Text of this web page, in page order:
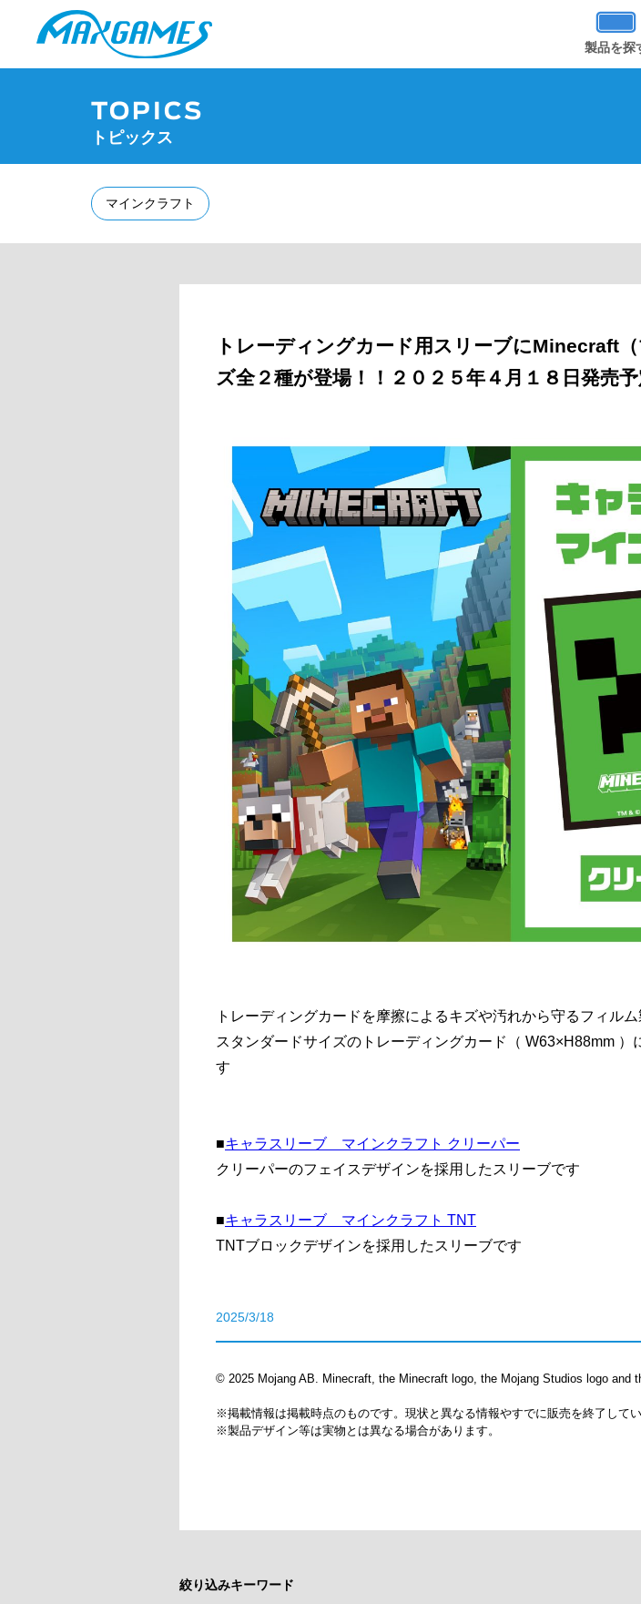
製品を探
TOPICS
トピックス
マインクラフト
トレーディングカード用スリーブにMinecraft
ズ全２種が登場！！２０２５年４月１８日発売予
トレーディングカードを摩擦によるキズや汚れから守るフィル
スタンダードサイズのトレーディングカード（ W63×H88mm ）
す
■キャラスリーブ マインクラフト クリーパー
クリーパーのフェイスデザインを採用したスリーブです
■キャラスリーブ マインクラフト TNT
TNTブロックデザインを採用したスリーブです
2025/3/18
© 2025 Mojang AB. Minecraft, the Minecraft logo, the Mojang Studios logo and
※掲載情報は掲載時点のものです。現状と異なる情報やすでに販売を終了して
※製品デザイン等は実物とは異なる場合があります。
絞り込みキーワード